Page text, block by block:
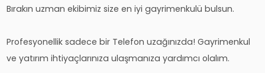
Bırakın uzman ekibimiz size en iyi gayrimenkulü bulsun.
Profesyonellik sadece bir Telefon uzağınızda! Gayrimenkul
ve yatırım ihtiyaçlarınıza ulaşmanıza yardımcı olalım.